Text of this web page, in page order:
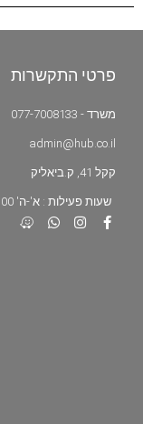
פרטי התקשרות
משרד - 077-7008133
admin@hub.co.il
קקל 41, ק.ביאליק
שעות פעילות : א'-ה' 8:00 - 19:00